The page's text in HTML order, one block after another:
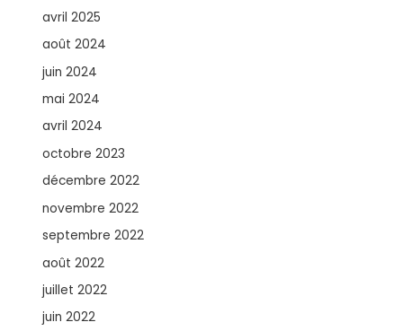
avril 2025
août 2024
juin 2024
mai 2024
avril 2024
octobre 2023
décembre 2022
novembre 2022
septembre 2022
août 2022
juillet 2022
juin 2022